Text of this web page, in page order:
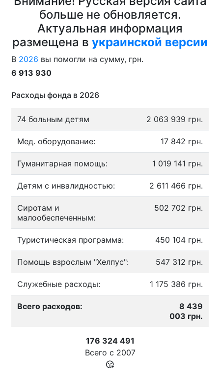
больше не обновляется.
Актуальная информация
размещена в украинской версии
В 2026 вы помогли на сумму, грн.
6 913 930
Расходы фонда в 2026
74 больным детям 2 063 939 грн.
Мед. оборудование: 17 842 грн.
Гуманитарная помощь: 1 019 141 грн.
Детям с инвалидностью: 2 611 466 грн.
Сиротам и
малообеспеченным:
502 702 грн.
Туристическая программа: 450 104 грн.
Помощь взрослым "Хелпус": 547 312 грн.
Служебные расходы: 1 175 386 грн.
Всего расходов:
8 439
003 грн.
176 324 491
Всего с 2007